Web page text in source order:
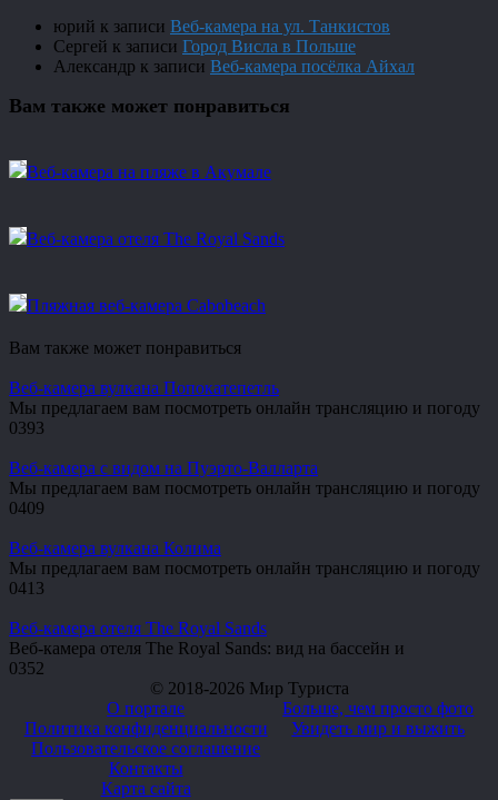
юрий к записи Веб-камера на ул. Танкистов
Сергей к записи Город Висла в Польше
Александр к записи Веб-камера посёлка Айхал
Вам также может понравиться
Веб-камера на пляже в Акумале
Веб-камера отеля The Royal Sands
Пляжная веб-камера Cabobeach
Вам также может понравиться
Веб-камера вулкана Попокатепетль
Мы предлагаем вам посмотреть онлайн трансляцию и погоду
0393
Веб-камера с видом на Пуэрто-Валларта
Мы предлагаем вам посмотреть онлайн трансляцию и погоду
0409
Веб-камера вулкана Колима
Мы предлагаем вам посмотреть онлайн трансляцию и погоду
0413
Веб-камера отеля The Royal Sands
Веб-камера отеля The Royal Sands: вид на бассейн и
0352
© 2018-2026 Мир Туриста
О портале
Политика конфиденциальности
Пользовательское соглашение
Контакты
Карта сайта
Больше, чем просто фото
Увидеть мир и выжить